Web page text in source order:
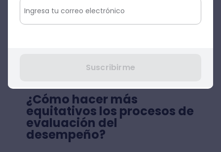
¿Cómo hacer más
equitativos los procesos de
evaluación del
desempeño?
Suscribirme